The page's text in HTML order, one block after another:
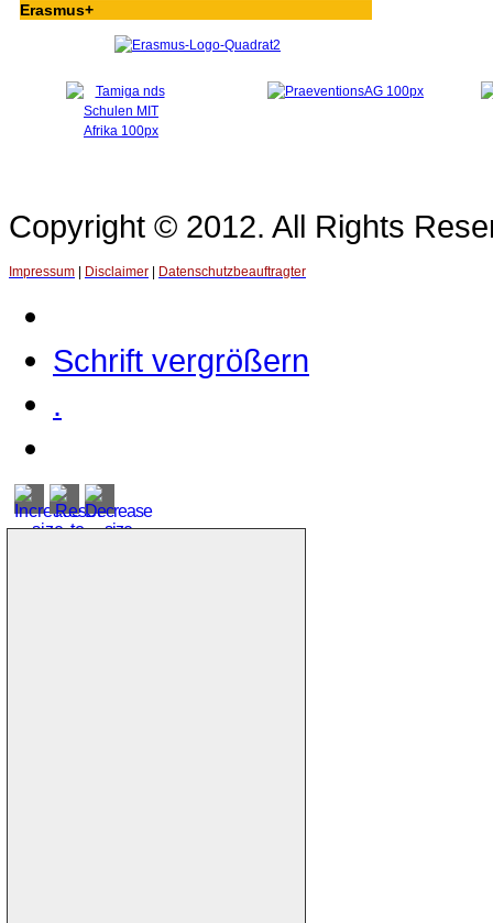
Erasmus+
Copyright © 2012. All Rights
Impressum Disclaimer Datenschutzbeauftragter
Schrift vergrößern
.